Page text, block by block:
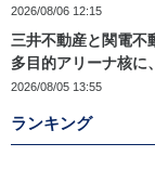
2026/08/06 12:15
三井不動産と関電
多目的アリーナ核に
2026/08/05 13:55
ランキング